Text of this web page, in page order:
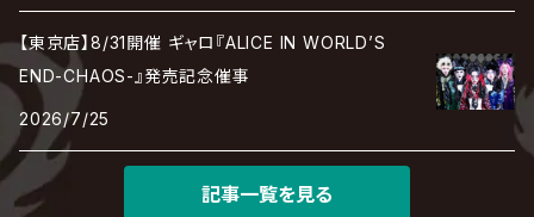
umbrella
JILUKA
JILS
SHIN
DuelJewel
D'ERLANGER
電脳ヒメカ
BREAKERZ
BLAZE
The Brow Beat
MALICE MIZER
RE:INa
【東京店】8/31開催 ギャロ『ALICE IN WORLD’S
END-CHAOS-』発売記念催事
2026/7/25
記事一覧を見る